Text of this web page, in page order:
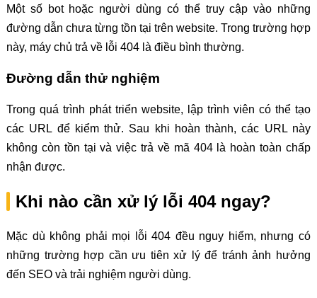
Một số bot hoặc người dùng có thể truy cập vào những
đường dẫn chưa từng tồn tại trên website. Trong trường hợp
này, máy chủ trả về lỗi 404 là điều bình thường.
Đường dẫn thử nghiệm
Trong quá trình phát triển website, lập trình viên có thể tạo
các URL để kiểm thử. Sau khi hoàn thành, các URL này
không còn tồn tại và việc trả về mã 404 là hoàn toàn chấp
nhận được.
Khi nào cần xử lý lỗi 404 ngay?
Mặc dù không phải mọi lỗi 404 đều nguy hiểm, nhưng có
những trường hợp cần ưu tiên xử lý để tránh ảnh hưởng
đến SEO và trải nghiệm người dùng.